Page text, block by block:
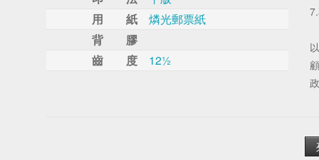
用 紙
燐光郵票紙
背 膠
齒 度
12½